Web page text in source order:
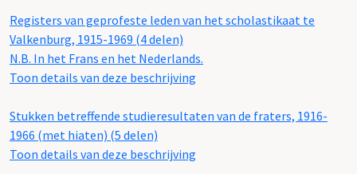
Registers van geprofeste leden van het scholastikaat te
Valkenburg, 1915-1969 (4 delen)
N.B. In het Frans en het Nederlands.
Toon details van deze beschrijving
Stukken betreffende studieresultaten van de fraters, 1916-
1966 (met hiaten) (5 delen)
Toon details van deze beschrijving